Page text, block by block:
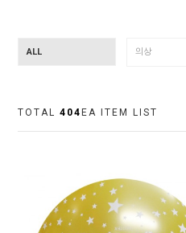
ALL 의상
TOTAL 404 EA ITEM LIST